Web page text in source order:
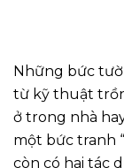
Những bức
từ kỹ thuật
ở trong nhà
một bức tranh
còn có hai tác